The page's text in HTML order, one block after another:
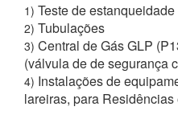
1) Teste de
2) Tubulações
3) Central de Gás GLP
(válvula de de segurança
4) Instalações de
lareiras, para